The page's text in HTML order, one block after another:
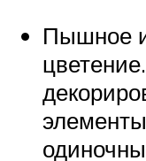
Пышное